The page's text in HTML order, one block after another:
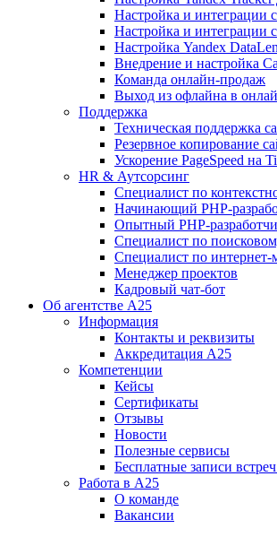
Настройка и интеграции
Настройка и интеграции
Настройка Yandex
Внедрение и настройка
Команда онлайн-продаж
Выход из офлайна в
Поддержка
Техническая поддержка
Резервное копирование
Ускорение PageSpeed на
HR & Аутсорсинг
Специалист по
Начинающий PHP-
Опытный PHP-
Специалист по
Специалист по интернет-
Менеджер проектов
Кадровый чат-бот
Об агентстве А25
Информация
Контакты и реквизиты
Аккредитация А25
Компетенции
Кейсы
Сертификаты
Отзывы
Новости
Полезные сервисы
Бесплатные записи
Работа в А25
О команде
Вакансии